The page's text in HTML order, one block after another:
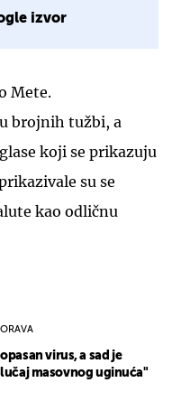
izvor
Mete.
brojnih tužbi, a
koji se prikazuju
su se
kao odličnu
virus, a sad je
masovnog uginuća"